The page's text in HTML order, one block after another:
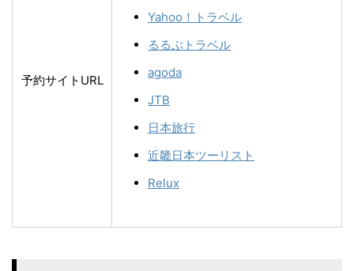
予約サイトURL
Yahoo！トラベル
るるぶトラベル
agoda
JTB
日本旅行
近畿日本ツーリスト
Relux